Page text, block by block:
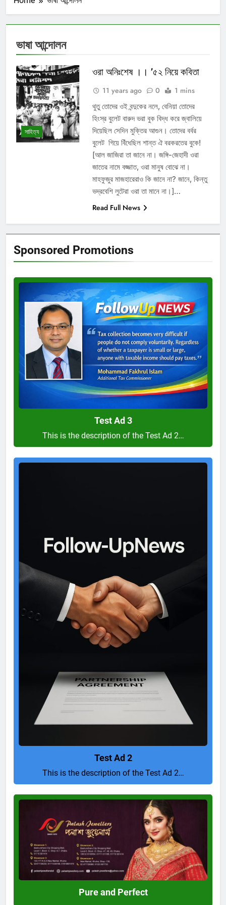
ভাষা আন্দোলন
সাহিত্য
ওরা অনিঃশেষ ।। ’৫২ নিয়ে কবিতা
11 years ago 0 1 mins
থুতু তোদের ওই বন্দুকের নলে, বেনিয়া তোদের
হিংস্র বুলেট বারুদ ভরা বুক বিদ্ধ করে জ্বালিয়ে
দিয়েছিল সেদিন মুক্তির আগুন। তোদের বর্বর
বুলেট গিয়ে বিঁধেছিল শান্ত ঐ বরকরতের বুকে!
[আল জাজিরা তা জানে না। জঙ্গি-জেহাদী ওরা
জাতের নামে বজ্জাত, ওরা মানুষ বোঝে না।
মাহফুজুর মাজহারেরাও কি জানে না? জানে, কিন্তু
ভদ্রবেশি লুটেরা ওরা তা মানে না।]…
Read Full News
Sponsored Promotions
Ad
3
Test Ad 3
This is the description of the Test Ad 2…
Test Ad 2
This is the description of the Test Ad 2…
Pure and Perfect